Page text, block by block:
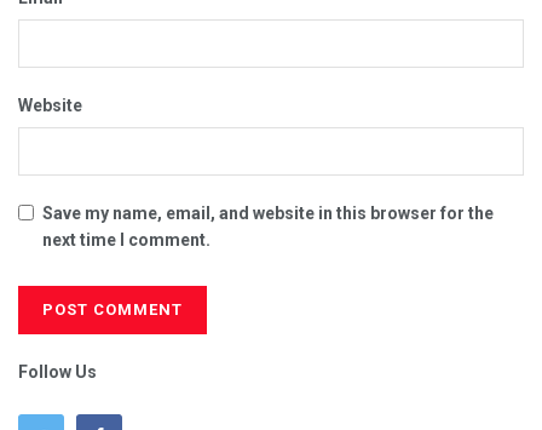
Website
Save my name, email, and website in this browser for the
next time I comment.
Follow Us